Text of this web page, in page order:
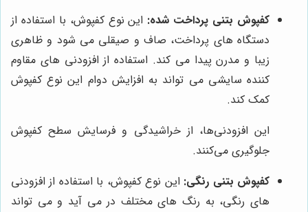
کفپوش بتنی پرداخت شده: این نوع کفپوش، با استفاده از
دستگاه های پرداخت، صاف و صیقلی می شود و ظاهری
زیبا و مدرن پیدا می کند. استفاده از افزودنی های مقاوم
کننده سایشی می تواند به افزایش دوام این نوع کفپوش
کمک کند.
این افزودنی‌ها، از خراشیدگی و فرسایش سطح کفپوش
جلوگیری می‌کنند.
کفپوش بتنی رنگی: این نوع کفپوش، با استفاده از افزودنی
های رنگی، به رنگ های مختلف در می آید و می تواند